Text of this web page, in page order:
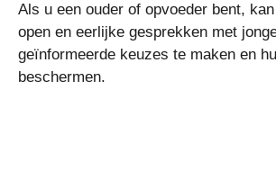
Als u een ouder of opvoeder bent,
open en eerlijke gesprekken met
geïnformeerde keuzes te maken en
beschermen.